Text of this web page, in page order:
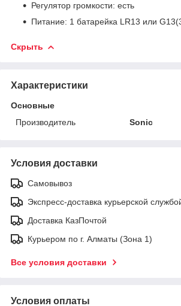
Регулятор громкости: есть
Питание: 1 батарейка LR13 или
Скрыть
Характеристики
Основные
Производитель
Sonic
Условия доставки
Самовывоз
Экспресс-доставка курьерской
Доставка КазПочтой
Курьером по г. Алматы (Зона 1)
Все условия доставки
Условия оплаты